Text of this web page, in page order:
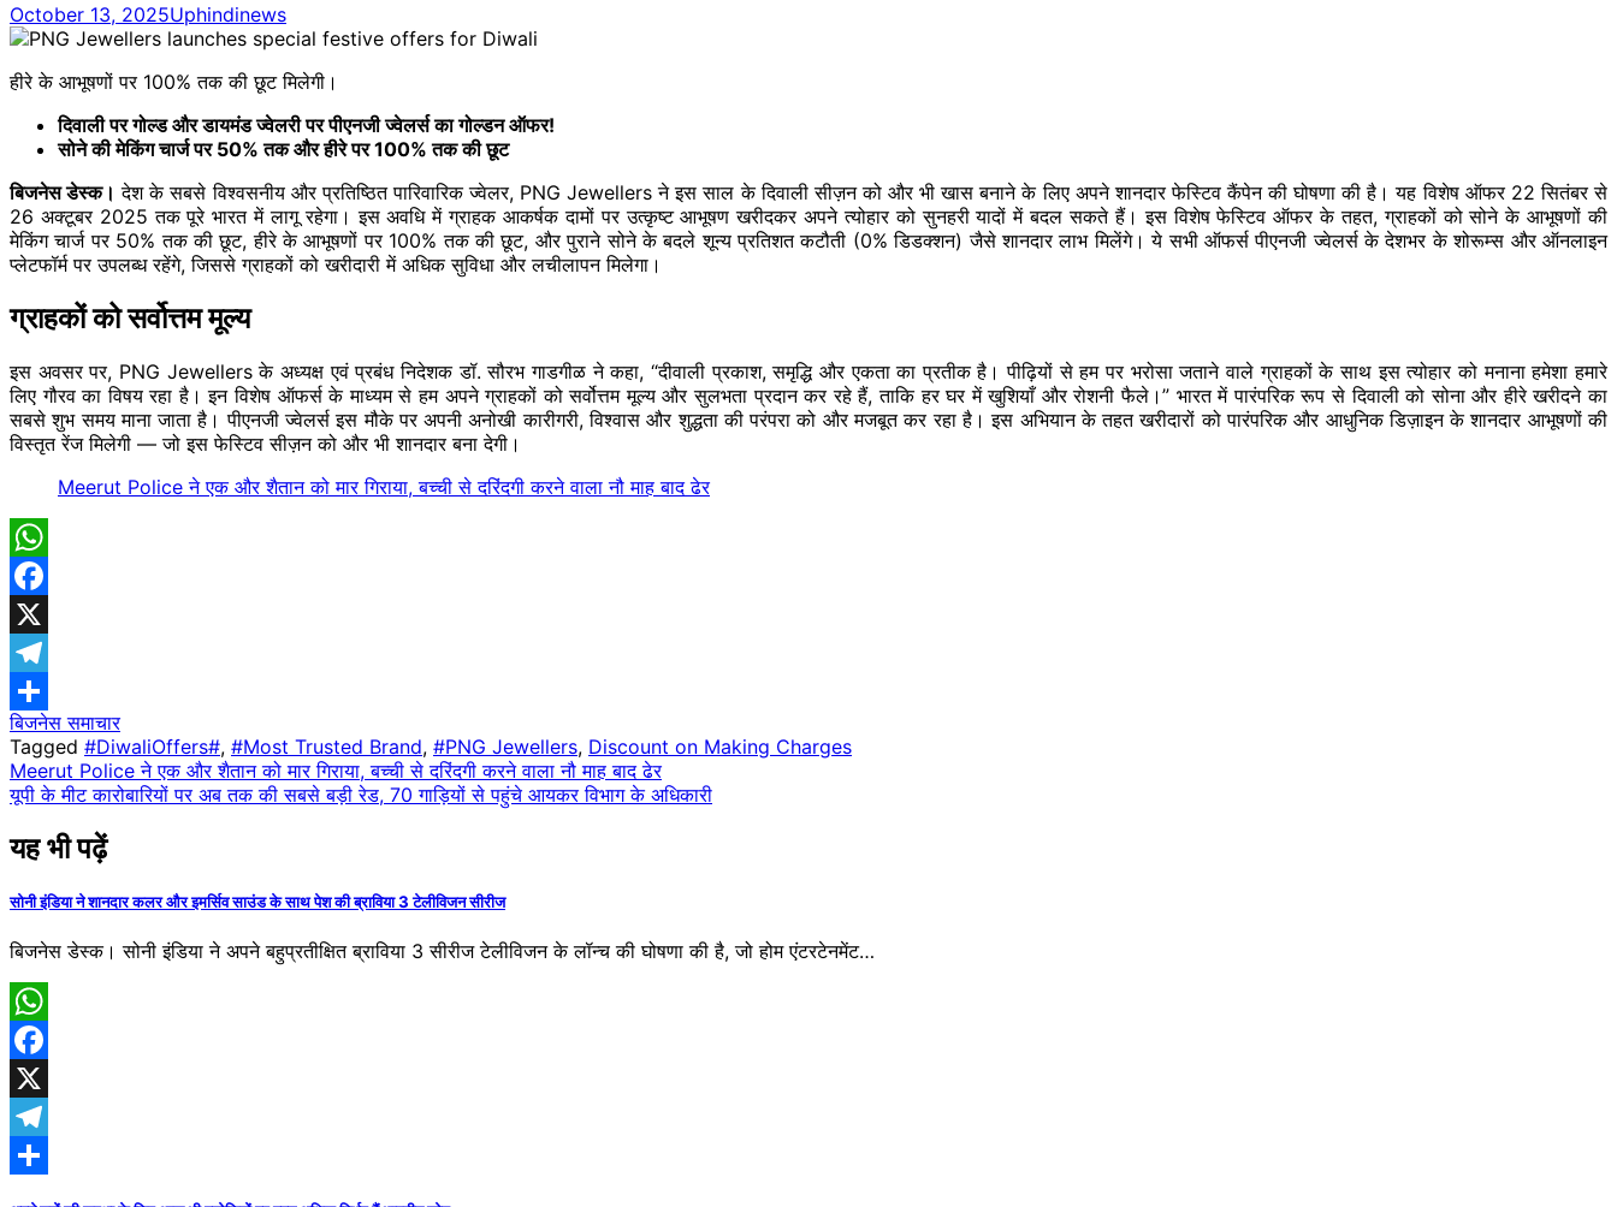
October 13, 2025Uphindinews
हीरे के आभूषणों पर 100% तक की छूट मिलेगी।
दिवाली पर गोल्ड और डायमंड ज्वेलरी पर पीएनजी ज्वेलर्स का गोल्डन ऑफर!
सोने की मेकिंग चार्ज पर 50% तक और हीरे पर 100% तक की छूट
बिजनेस डेस्क। देश के सबसे विश्वसनीय और प्रतिष्ठित पारिवारिक ज्वेलर, PNG Jewellers ने इस साल के दिवाली सीज़न को और भी खास बनाने के लिए अपने शानदार फेस्टिव कैंपेन की घोषणा की है। यह विशेष ऑफर 22 सितंबर से
26 अक्टूबर 2025 तक पूरे भारत में लागू रहेगा। इस अवधि में ग्राहक आकर्षक दामों पर उत्कृष्ट आभूषण खरीदकर अपने त्योहार को सुनहरी यादों में बदल सकते हैं। इस विशेष फेस्टिव ऑफर के तहत, ग्राहकों को सोने के आभूषणों की
मेकिंग चार्ज पर 50% तक की छूट, हीरे के आभूषणों पर 100% तक की छूट, और पुराने सोने के बदले शून्य प्रतिशत कटौती (0% डिडक्शन) जैसे शानदार लाभ मिलेंगे। ये सभी ऑफर्स पीएनजी ज्वेलर्स के देशभर के शोरूम्स और ऑनलाइन
प्लेटफॉर्म पर उपलब्ध रहेंगे, जिससे ग्राहकों को खरीदारी में अधिक सुविधा और लचीलापन मिलेगा।
ग्राहकों को सर्वोत्तम मूल्य
इस अवसर पर, PNG Jewellers के अध्यक्ष एवं प्रबंध निदेशक डॉ. सौरभ गाडगीळ ने कहा, “दीवाली प्रकाश, समृद्धि और एकता का प्रतीक है। पीढ़ियों से हम पर भरोसा जताने वाले ग्राहकों के साथ इस त्योहार को मनाना हमेशा हमारे
लिए गौरव का विषय रहा है। इन विशेष ऑफर्स के माध्यम से हम अपने ग्राहकों को सर्वोत्तम मूल्य और सुलभता प्रदान कर रहे हैं, ताकि हर घर में खुशियाँ और रोशनी फैले।” भारत में पारंपरिक रूप से दिवाली को सोना और हीरे खरीदने का
सबसे शुभ समय माना जाता है। पीएनजी ज्वेलर्स इस मौके पर अपनी अनोखी कारीगरी, विश्वास और शुद्धता की परंपरा को और मजबूत कर रहा है। इस अभियान के तहत खरीदारों को पारंपरिक और आधुनिक डिज़ाइन के शानदार आभूषणों की
विस्तृत रेंज मिलेगी — जो इस फेस्टिव सीज़न को और भी शानदार बना देगी।
Meerut Police ने एक और शैतान को मार गिराया, बच्ची से दरिंदगी करने वाला नौ माह बाद ढेर
WhatsApp
Facebook
X
Telegram
Share
बिजनेस समाचार
Tagged #DiwaliOffers#, #Most Trusted Brand, #PNG Jewellers, Discount on Making Charges
Post
navigation
Meerut Police ने एक और शैतान को मार गिराया, बच्ची से दरिंदगी करने वाला नौ माह बाद ढेर
यूपी के मीट कारोबारियों पर अब तक की सबसे बड़ी रेड, 70 गाड़ियों से पहुंचे आयकर विभाग के अधिकारी
यह भी पढ़ें
सोनी इंडिया ने शानदार कलर और इमर्सिव साउंड के साथ पेश की ब्राविया 3 टेलीविजन सीरीज
बिजनेस डेस्क। सोनी इंडिया ने अपने बहुप्रतीक्षित ब्राविया 3 सीरीज टेलीविजन के लॉन्च की घोषणा की है, जो होम एंटरटेनमेंट…
WhatsApp
Facebook
X
Telegram